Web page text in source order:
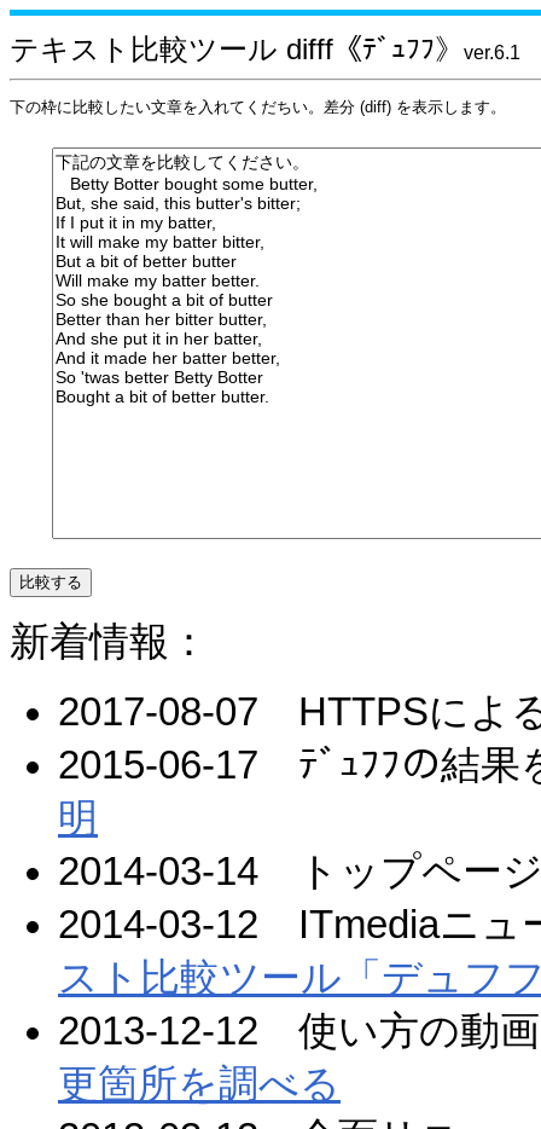
テキスト比較ツール difff《ﾃﾞｭﾌﾌ》 ver.6.1
下の枠に比較したい文章を入れてくだちい。差分 (diff) を表示します。
新着情報：
2017-08-07 HTTPSによ
2015-06-17 ﾃﾞｭﾌﾌの結果
明
2014-03-14 トップペー
2014-03-12 ITmediaニュ
スト比較ツール「デュフ
2013-12-12 使い方の動
更箇所を調べる